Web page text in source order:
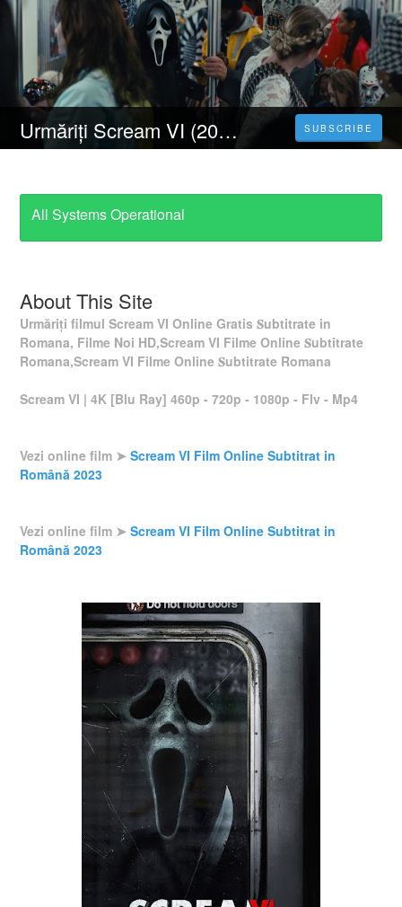
Urmăriți Scream VI (2023) Online Subtitrat în Limba Română Gratuit SUBSCRIBE
All Systems Operational
About This Site
Urmăriți filmul Scream VI Online Gratis 𝐒ubtitrate in
Romana, Filme Noi HD,Scream VI Filme Online 𝐒ubtitrate
Romana,Scream VI Filme Online 𝐒ubtitrate Romana
Scream VI | 4K [Blu Ray] 460p - 720p - 1080p - Flv - Mp4
Vezi online film ➤Scream VI Film Online Subtitrat in
Română 2023
Vezi online film ➤Scream VI Film Online Subtitrat in
Română 2023